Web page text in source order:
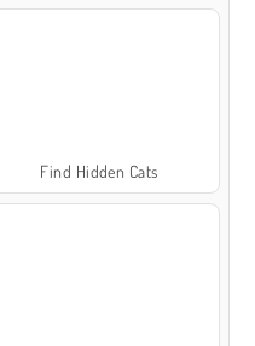
Find Hidden Cats